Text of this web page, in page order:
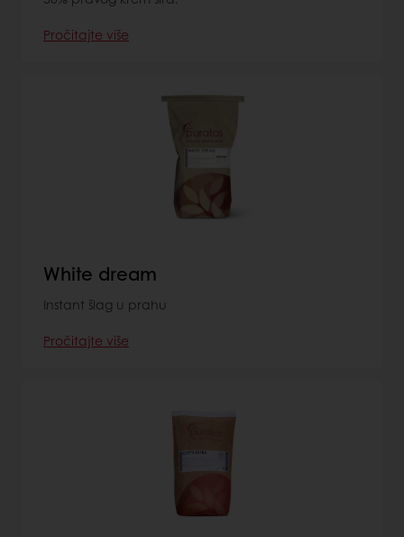
Pročitajte više
White dream
Instant šlag u prahu
Pročitajte više